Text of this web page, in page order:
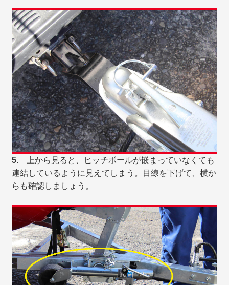
5. 上から見ると、ヒッチボールが嵌まっていなくても
連結しているように見えてしまう。目線を下げて、横か
らも確認しましょう。